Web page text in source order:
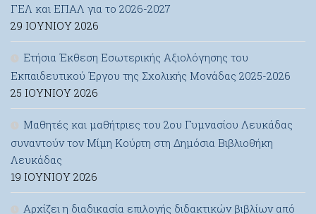
ΓΕΛ και ΕΠΑΛ για το 2026-2027
29 ΙΟΥΝΊΟΥ 2026
Ετήσια Έκθεση Εσωτερικής Αξιολόγησης του
Εκπαιδευτικού Έργου της Σχολικής Μονάδας 2025-2026
25 ΙΟΥΝΊΟΥ 2026
Μαθητές και μαθήτριες του 2ου Γυμνασίου Λευκάδας
συναντούν τον Μίμη Κούρτη στη Δημόσια Βιβλιοθήκη
Λευκάδας
19 ΙΟΥΝΊΟΥ 2026
Αρχίζει η διαδικασία επιλογής διδακτικών βιβλίων από